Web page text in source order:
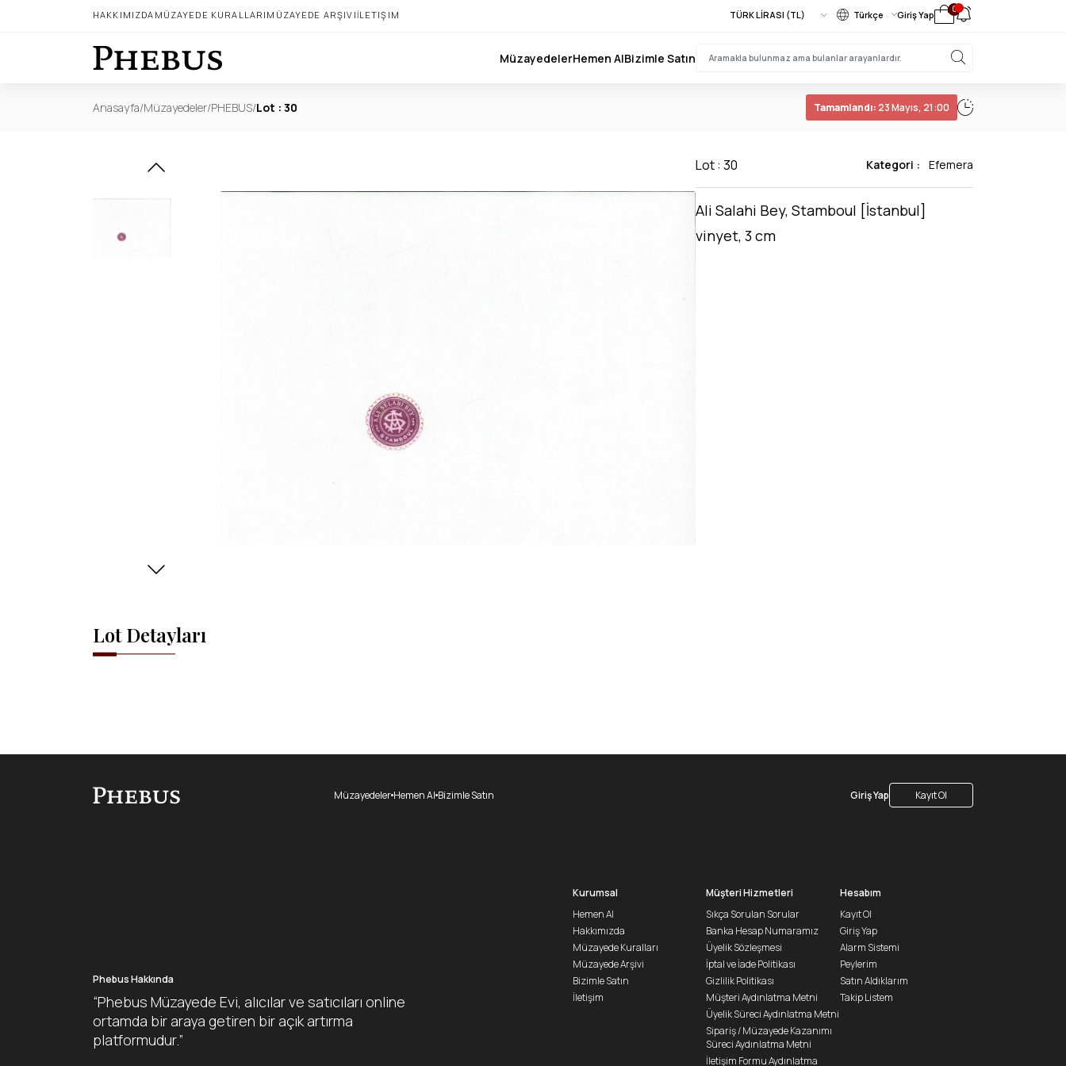
HAKKIMIZDA MÜZAYEDE KURALLARI MÜZAYEDE ARŞIVIİLETIŞIM Türkçe Giriş Yap 0
MüzayedelerHemen AlBizimle Satın
Anasayfa/Müzayedeler/PHEBUS/Lot : 30 Tamamlandı: 23 Mayıs, 21:00
Lot Detayları
Lot : 30 Kategori : Efemera
Ali Salahi Bey, Stamboul [İstanbul]
vinyet, 3 cm
MüzayedelerHemen Al Bizimle Satın Giriş Yap Kayıt Ol
Phebus Hakkında
“Phebus Müzayede Evi, alıcılar ve satıcıları online
ortamda bir araya getiren bir açık artırma
platformudur.”
Kurumsal
Hemen Al
Hakkımızda
Müzayede Kuralları
Müzayede Arşivi
Bizimle Satın
İletişim
Müşteri Hizmetleri
Sıkça Sorulan Sorular
Banka Hesap Numaramız
Üyelik Sözleşmesi
İptal ve İade Politikası
Gizlilik Politikası
Müşteri Aydınlatma Metni
Üyelik Süreci Aydınlatma Metni
Sipariş / Müzayede Kazanımı
Süreci Aydınlatma Metni
İletişim Formu Aydınlatma
Hesabım
Kayıt Ol
Giriş Yap
Alarm Sistemi
Peylerim
Satın Aldıklarım
Takip Listem